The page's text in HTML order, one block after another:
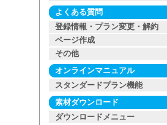
よくある質問
登録情報・プラン変更・解約
ページ作成
その他
オンラインマニュアル
スタンダードプラン機能
素材ダウンロード
ダウンロードメニュー